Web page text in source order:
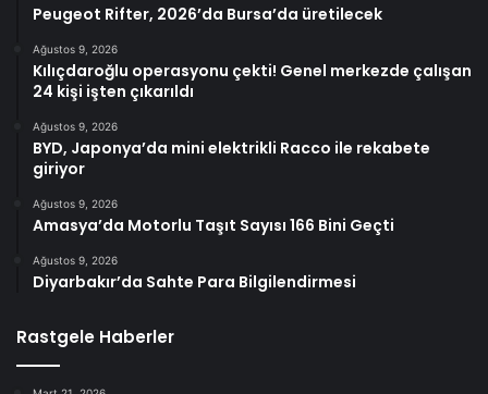
Peugeot Rifter, 2026’da Bursa’da üretilecek
Ağustos 9, 2026
Kılıçdaroğlu operasyonu çekti! Genel merkezde çalışan
24 kişi işten çıkarıldı
Ağustos 9, 2026
BYD, Japonya’da mini elektrikli Racco ile rekabete
giriyor
Ağustos 9, 2026
Amasya’da Motorlu Taşıt Sayısı 166 Bini Geçti
Ağustos 9, 2026
Diyarbakır’da Sahte Para Bilgilendirmesi
Rastgele Haberler